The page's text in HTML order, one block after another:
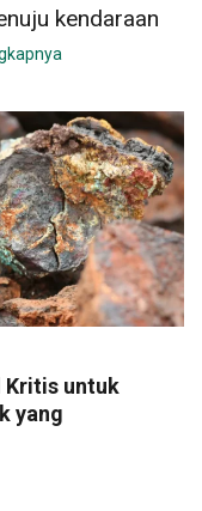
kendaraan
Kritis untuk
yang